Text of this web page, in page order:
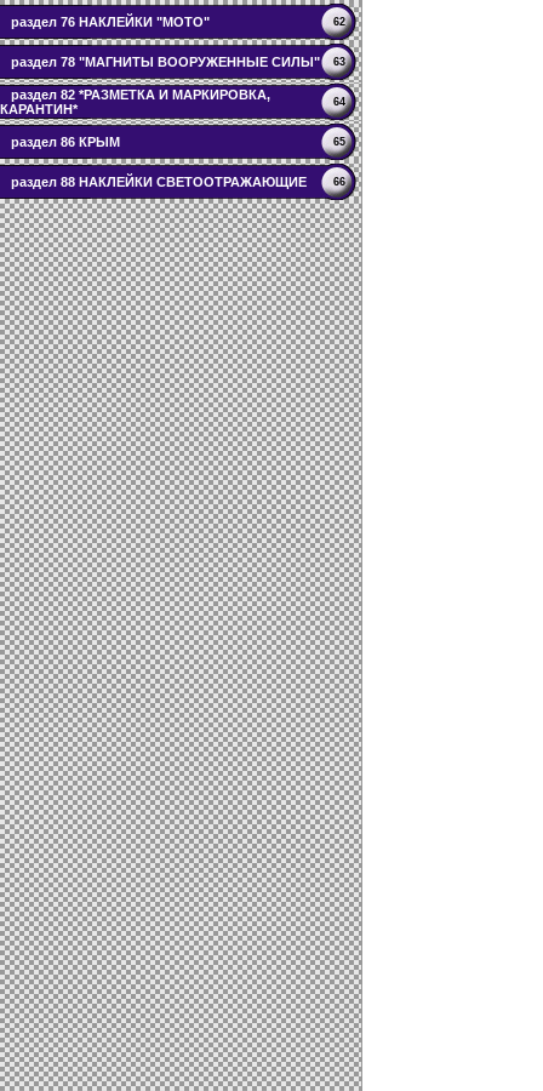
раздел 76 НАКЛЕЙКИ "МОТО" 62
раздел 78 "МАГНИТЫ ВООРУЖЕННЫЕ СИЛЫ" 63
раздел 82 *РАЗМЕТКА И МАРКИРОВКА,
КАРАНТИН*
64
раздел 86 КРЫМ 65
раздел 88 НАКЛЕЙКИ СВЕТООТРАЖАЮЩИЕ 66